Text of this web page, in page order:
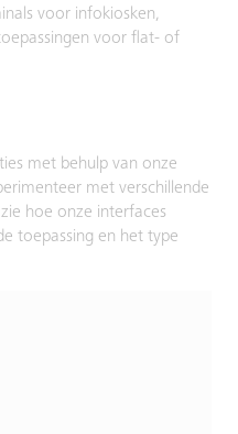
voor infokiosken,
voor flat- of
met behulp van onze
met verschillende
hoe onze interfaces
toepassing en het type